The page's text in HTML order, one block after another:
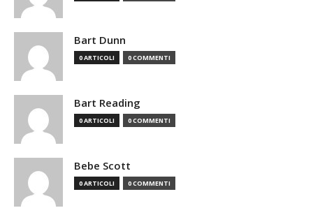
Bart Dunn
0 ARTICOLI 0 COMMENTI
Bart Reading
0 ARTICOLI 0 COMMENTI
Bebe Scott
0 ARTICOLI 0 COMMENTI